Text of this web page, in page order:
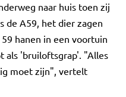
naar huis toen zij
de A59, het dier zagen
hanen in een voortuin
als 'bruiloftsgrap'. "Alles
moet zijn", vertelt